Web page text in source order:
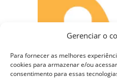
Gerenciar o
Para fornecer as melhores
cookies para armazenar e/ou
consentimento para essas